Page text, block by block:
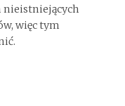
nieistniejących
więc tym